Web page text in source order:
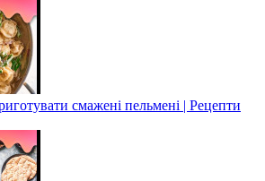
смажені пельмені | Рецепти